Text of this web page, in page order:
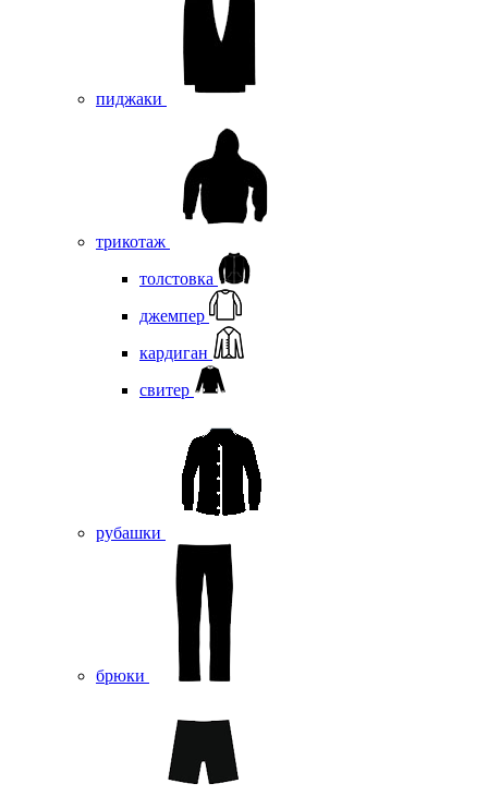
пиджаки
трикотаж
толстовка
джемпер
кардиган
свитер
рубашки
брюки